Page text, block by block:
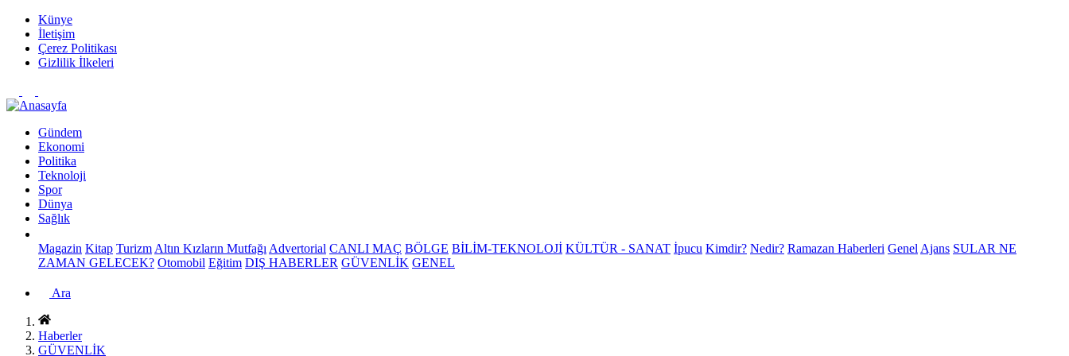
Künye
İletişim
Çerez Politikası
Gizlilik İlkeleri
Gündem
Ekonomi
Politika
Teknoloji
Spor
Dünya
Sağlık
Magazin Kitap Turizm Altın Kızların Mutfağı Advertorial CANLI MAÇ BÖLGE BİLİM-TEKNOLOJİ KÜLTÜR - SANAT İpucu Kimdir? Nedir? Ramazan Haberleri Genel Ajans SULAR NE
ZAMAN GELECEK? Otomobil Eğitim DIŞ HABERLER GÜVENLİK GENEL
Ara
Haberler
GÜVENLİK